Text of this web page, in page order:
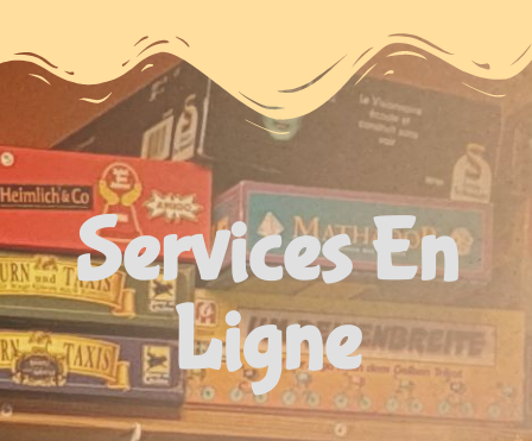
Services En
Ligne